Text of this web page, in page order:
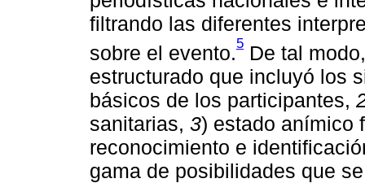
filtrando las diferentes
sobre el evento.5 De tal
estructurado que incluyó los
básicos de los participantes,
sanitarias, 3) estado anímico
reconocimiento e
gama de posibilidades que